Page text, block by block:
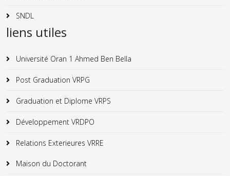
SNDL
liens utiles
Université Oran 1 Ahmed Ben Bella
Post Graduation VRPG
Graduation et Diplome VRPS
Développement VRDPO
Relations Exterieures VRRE
Maison du Doctorant